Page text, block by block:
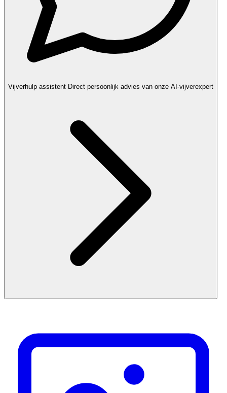
Vijverhulp assistent Direct persoonlijk advies van onze AI-vijverexpert